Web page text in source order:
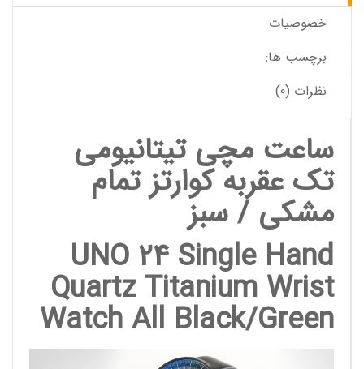
خصوصیات
برچسب ها:
نظرات (0)
ساعت مچی تیتانیومی
تک عقربه کوارتز تمام
مشکی / سبز
UNO 24 Single Hand
Quartz Titanium Wrist
Watch All Black/Green